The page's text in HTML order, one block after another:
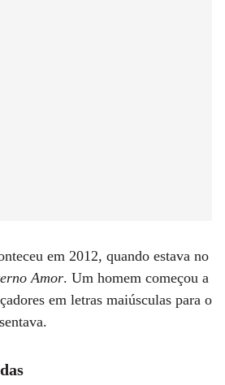
em 2012, quando estava no
Amor. Um homem começou a
em letras maiúsculas para o